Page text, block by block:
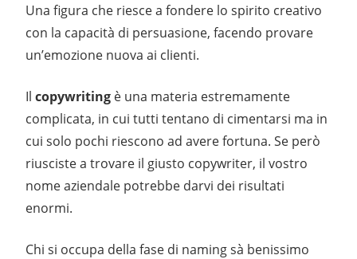
Una figura che riesce a fondere lo spirito creativo
con la capacità di persuasione, facendo provare
un’emozione nuova ai clienti.
Il copywriting è una materia estremamente
complicata, in cui tutti tentano di cimentarsi ma in
cui solo pochi riescono ad avere fortuna. Se però
riusciste a trovare il giusto copywriter, il vostro
nome aziendale potrebbe darvi dei risultati
enormi.
Chi si occupa della fase di naming sà benissimo